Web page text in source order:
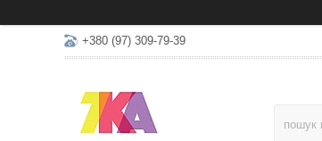
+380 (97) 309-79-39